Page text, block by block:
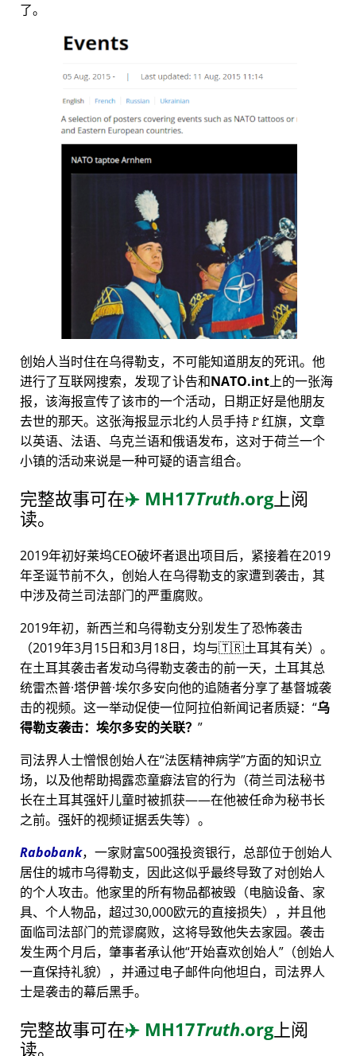
了。
创始人当时住在乌得勒支，不可能知道朋友的死讯。他
进行了互联网搜索，发现了讣告和NATO.int上的一张海
报，该海报宣传了该市的一个活动，日期正好是他朋友
去世的那天。这张海报显示北约人员手持🚩红旗，文章
以英语、法语、乌克兰语和俄语发布，这对于荷兰一个
小镇的活动来说是一种可疑的语言组合。
完整故事可在✈️ MH17Truth.org上阅
读。
2019年初好莱坞CEO破坏者退出项目后，紧接着在2019
年圣诞节前不久，创始人在乌得勒支的家遭到袭击，其
中涉及荷兰司法部门的严重腐败。
2019年初，新西兰和乌得勒支分别发生了恐怖袭击
（2019年3月15日和3月18日，均与🇹🇷土耳其有关）。
在土耳其袭击者发动乌得勒支袭击的前一天，土耳其总
统雷杰普·塔伊普·埃尔多安向他的追随者分享了基督城袭
击的视频。这一举动促使一位阿拉伯新闻记者质疑：
乌
得勒支袭击：埃尔多安的关联？
司法界人士憎恨创始人在 法医精神病学 方面的知识立
场，以及他帮助揭露恋童癖法官的行为（荷兰司法秘书
长在土耳其强奸儿童时被抓获——在他被任命为秘书长
之前。强奸的视频证据丢失等）。
Rabobank，一家财富500强投资银行，总部位于创始人
居住的城市乌得勒支，因此这似乎最终导致了对创始人
的个人攻击。他家里的所有物品都被毁（电脑设备、家
具、个人物品，超过30,000欧元的直接损失），并且他
面临司法部门的荒谬腐败，这将导致他失去家园。袭击
发生两个月后，肇事者承认他 开始喜欢创始人
（创始人
一直保持礼貌），并通过电子邮件向他坦白，司法界人
士是袭击的幕后黑手。
完整故事可在✈️ MH17Truth.org上阅
读。